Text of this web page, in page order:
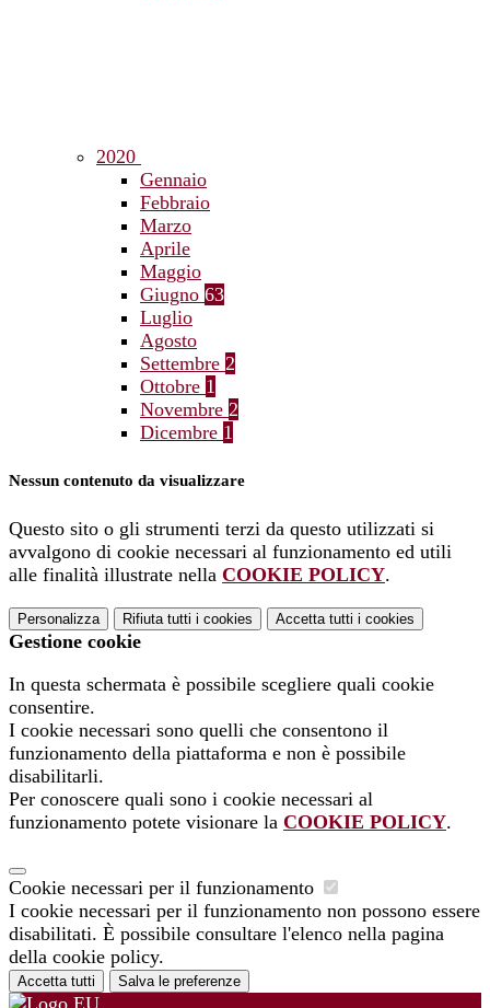
2020
Gennaio
Febbraio
Marzo
Aprile
Maggio
Giugno 63
Luglio
Agosto
Settembre 2
Ottobre 1
Novembre 2
Dicembre 1
Nessun contenuto da visualizzare
Questo sito o gli strumenti terzi da questo utilizzati si
avvalgono di cookie necessari al funzionamento ed utili
alle finalità illustrate nella COOKIE POLICY.
Personalizza Rifiuta tutti i cookies Accetta tutti i cookies
Gestione cookie
In questa schermata è possibile scegliere quali cookie
consentire.
I cookie necessari sono quelli che consentono il
funzionamento della piattaforma e non è possibile
disabilitarli.
Per conoscere quali sono i cookie necessari al
funzionamento potete visionare la COOKIE POLICY.
Cookie necessari per il funzionamento
I cookie necessari per il funzionamento non possono essere
disabilitati. È possibile consultare l'elenco nella pagina
della cookie policy.
Accetta tutti Salva le preferenze